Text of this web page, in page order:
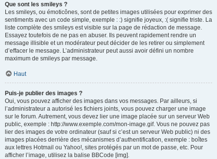
Que sont les smileys ?
Les smileys, ou émoticônes, sont de petites images utilisées pour exprimer des
sentiments avec un code simple, exemple : :) signifie joyeux, :( signifie triste. La
liste complète des smileys est visible sur la page de rédaction de message.
Essayez toutefois de ne pas en abuser. Ils peuvent rapidement rendre un
message illisible et un modérateur peut décider de les retirer ou simplement
d’effacer le message. L’administrateur peut aussi avoir défini un nombre
maximum de smileys par message.
Haut
Puis-je publier des images ?
Oui, vous pouvez afficher des images dans vos messages. Par ailleurs, si
l’administrateur a autorisé les fichiers joints, vous pouvez charger une image
sur le forum. Autrement, vous devez lier une image placée sur un serveur Web
public, exemple : http://www.exemple.com/mon-image.gif. Vous ne pouvez pas
lier des images de votre ordinateur (sauf si c’est un serveur Web public) ni des
images placées derrière des mécanismes d’authentification, exemple : boîtes
aux lettres Hotmail ou Yahoo!, sites protégés par un mot de passe, etc. Pour
afficher l’image, utilisez la balise BBCode [img].